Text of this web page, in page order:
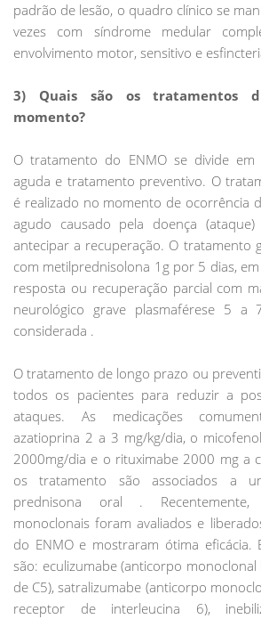
padrão de lesão, o quadro clínico se
vezes com síndrome medular
envolvimento motor, sensitivo e
3) Quais são os tratamentos
momento?
O tratamento do ENMO se divide
aguda e tratamento preventivo. O
é realizado no momento de ocorrência
agudo causado pela doença
antecipar a recuperação. O tratamento
com metilprednisolona 1g por 5 dias,
resposta ou recuperação parcial com
neurológico grave plasmaférese 5 a
considerada .
O tratamento de longo prazo ou
todos os pacientes para reduzir a
ataques. As medicações
azatioprina 2 a 3 mg/kg/dia, o
2000mg/dia e o rituximabe 2000 mg a
os tratamento são associados a
prednisona oral . Recentemente,
monoclonais foram avaliados e
do ENMO e mostraram ótima eficácia.
são: eculizumabe (anticorpo
de C5), satralizumabe (anticorpo
receptor de interleucina 6),